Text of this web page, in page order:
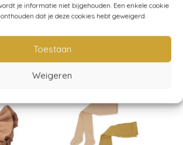
je informatie niet bijgehouden. Een enkele cookie
dat je deze cookies hebt geweigerd.
Toestaan
Weigeren
producten